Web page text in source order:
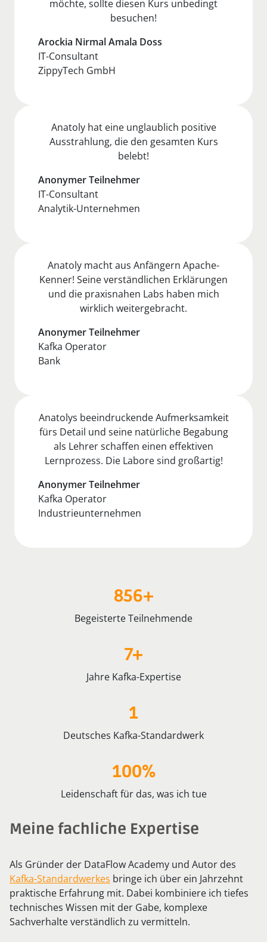
möchte, sollte diesen Kurs unbedingt
besuchen!
Arockia Nirmal Amala Doss
IT-Consultant
ZippyTech GmbH
Anatoly hat eine unglaublich positive
Ausstrahlung, die den gesamten Kurs
belebt!
Anonymer Teilnehmer
IT-Consultant
Analytik-Unternehmen
Anatoly macht aus Anfängern Apache-
Kenner! Seine verständlichen Erklärungen
und die praxisnahen Labs haben mich
wirklich weitergebracht.
Anonymer Teilnehmer
Kafka Operator
Bank
Anatolys beeindruckende Aufmerksamkeit
fürs Detail und seine natürliche Begabung
als Lehrer schaffen einen effektiven
Lernprozess. Die Labore sind großartig!
Anonymer Teilnehmer
Kafka Operator
Industrieunternehmen
856+
Begeisterte Teilnehmende
7+
Jahre Kafka-Expertise
1
Deutsches Kafka-Standardwerk
100%
Leidenschaft für das, was ich tue
Meine fachliche Expertise
Als Gründer der DataFlow Academy und Autor des
Kafka-Standardwerkes bringe ich über ein Jahrzehnt
praktische Erfahrung mit. Dabei kombiniere ich tiefes
technisches Wissen mit der Gabe, komplexe
Sachverhalte verständlich zu vermitteln.